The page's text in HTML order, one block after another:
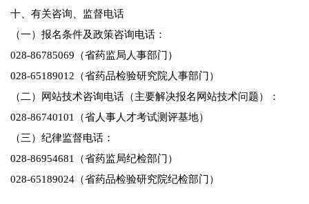
十、有关咨询、监督电话
（一）报名条件及政策咨询电话：
028-86785069（省药监局人事部门）
028-65189012（省药品检验研究院人事部门）
（二）网站技术咨询电话（主要解决报名网站技术问题）：
028-86740101（省人事人才考试测评基地）
（三）纪律监督电话：
028-86954681（省药监局纪检部门）
028-65189024（省药品检验研究院纪检部门）